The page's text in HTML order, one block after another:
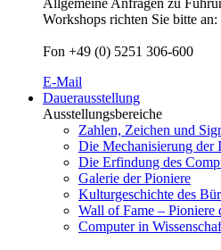
Allgemeine Anfragen zu
Workshops richten Sie bitte an:
Fon +49 (0) 5251 306-600
E-Mail
Dauerausstellung
Ausstellungsbereiche
Zahlen, Zeichen und
Die Mechanisierung der
Die Erfindung des
Galerie der Pioniere
Kulturgeschichte des
Wall of Fame – Pioniere
Computer in